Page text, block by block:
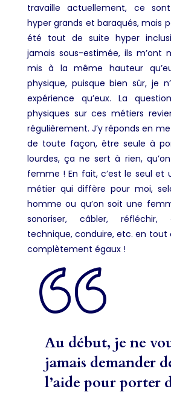
travaille actuellement, ce
hyper grands et baraqués, mais
été tout de suite hyper
jamais sous-estimée, ils m’ont
mis à la même hauteur
physique, puisque bien sûr, je
expérience qu’eux.
La
physiques sur ces métiers
régulièrement. J’y réponds en
de toute façon, être seule à
lourdes, ça ne sert à rien,
femme ! En fait, c’est le seul et
métier qui diffère pour moi,
homme ou qu’on soit une
sonoriser, câbler, réfléchir,
technique, conduire, etc. en tout
complètement égaux !
Au début, je ne
jamais demander
l’aide pour porter